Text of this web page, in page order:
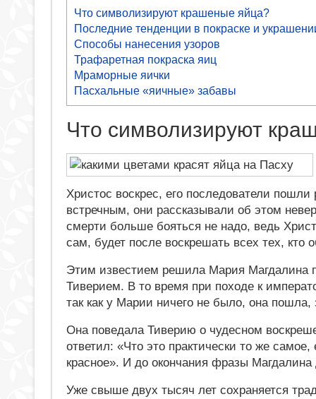
Что символизируют крашеные яйца?
Последние тенденции в покраске и
Способы нанесения узоров
Трафаретная покраска яиц
Мраморные яички
Пасхальные «яичные» забавы
Что символизируют
Христос воскрес, его последователи
встречным, они рассказывали об этом
смерти больше бояться не надо, ведь
сам, будет после воскрешать всех тех, кто
Этим известием решила Мария Магдалина
Тиверием. В то время при походе к
так как у Марии ничего не было, она
Она поведала Тиверию о чудесном
ответил: «Что это практически то же самое,
красное». И до окончания фразы
Уже свыше двух тысяч лет сохраняется